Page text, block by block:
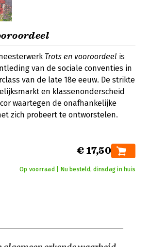
Trots en vooroordeel is
van de sociale conventies in
van de late 18e eeuw. De strikte
en klassenonderscheid
waartegen de onafhankelijke
zich probeert te ontworstelen.
€ 17,50
Op voorraad | Nu besteld, dinsdag in huis